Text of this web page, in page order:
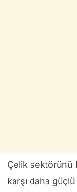
Çelik sektörünü
karşı daha